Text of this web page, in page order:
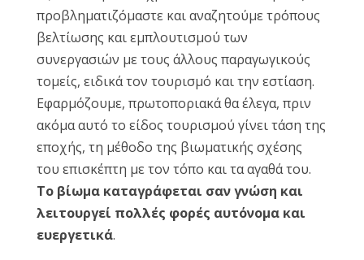
προβληματιζόμαστε και αναζητούμε τρόπους
βελτίωσης και εμπλουτισμού των
συνεργασιών με τους άλλους παραγωγικούς
τομείς, ειδικά τον τουρισμό και την εστίαση.
Εφαρμόζουμε, πρωτοποριακά θα έλεγα, πριν
ακόμα αυτό το είδος τουρισμού γίνει τάση της
εποχής, τη μέθοδο της βιωματικής σχέσης
του επισκέπτη με τον τόπο και τα αγαθά του.
Το βίωμα καταγράφεται σαν γνώση και
λειτουργεί πολλές φορές αυτόνομα και
ευεργετικά.